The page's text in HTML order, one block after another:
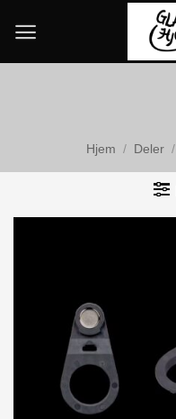
content
Hjem / Deler /